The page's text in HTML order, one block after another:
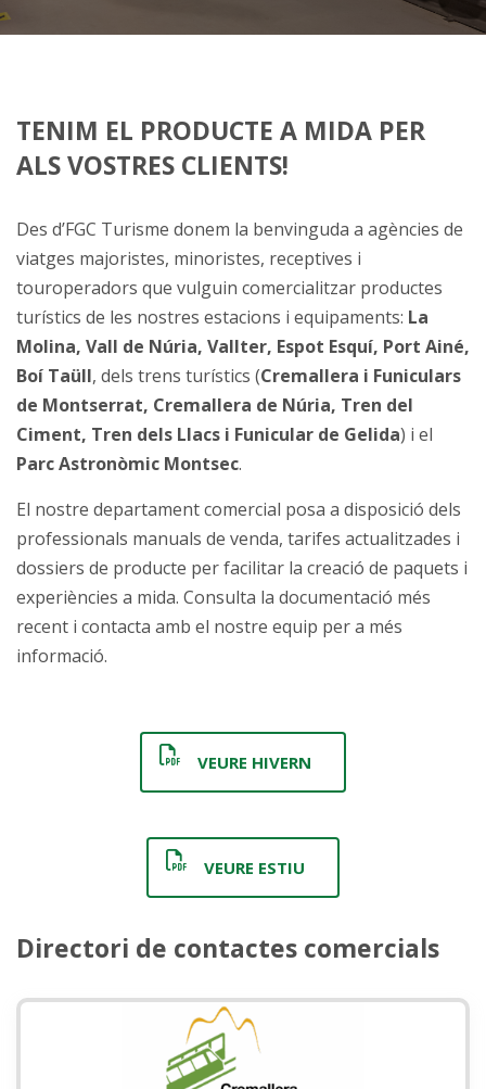
TENIM EL PRODUCTE A MIDA PER
ALS VOSTRES CLIENTS!
Des d’FGC Turisme donem la benvinguda a agències de
viatges majoristes, minoristes, receptives i
touroperadors que vulguin comercialitzar productes
turístics de les nostres estacions i equipaments: La
Molina, Vall de Núria, Vallter, Espot Esquí, Port Ainé,
Boí Taüll, dels trens turístics (Cremallera i Funiculars
de Montserrat, Cremallera de Núria, Tren del
Ciment, Tren dels Llacs i Funicular de Gelida) i el
Parc Astronòmic Montsec.
El nostre departament comercial posa a disposició dels
professionals manuals de venda, tarifes actualitzades i
dossiers de producte per facilitar la creació de paquets i
experiències a mida. Consulta la documentació més
recent i contacta amb el nostre equip per a més
informació.
VEURE HIVERN
VEURE ESTIU
Directori de contactes comercials